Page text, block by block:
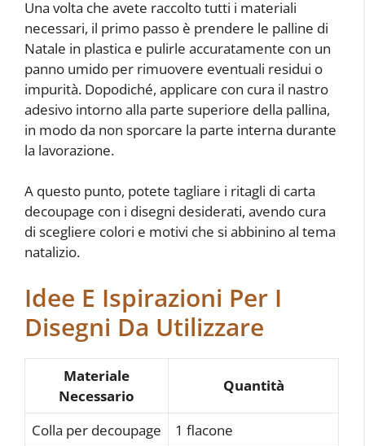
Una volta che avete raccolto tutti i materiali
necessari, il primo passo è prendere le palline di
Natale in plastica e pulirle accuratamente con un
panno umido per rimuovere eventuali residui o
impurità. Dopodiché, applicare con cura il nastro
adesivo intorno alla parte superiore della pallina,
in modo da non sporcare la parte interna durante
la lavorazione.
A questo punto, potete tagliare i ritagli di carta
decoupage con i disegni desiderati, avendo cura
di scegliere colori e motivi che si abbinino al tema
natalizio.
Idee E Ispirazioni Per I
Disegni Da Utilizzare
Materiale
Necessario
Quantità
Colla per decoupage
1 flacone